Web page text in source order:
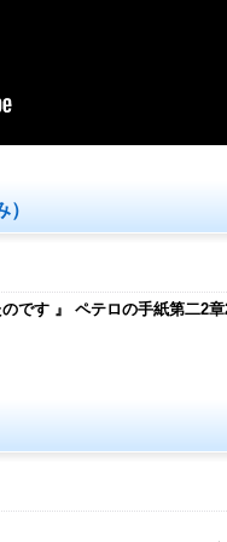
です 』 ペテロの手紙第二2